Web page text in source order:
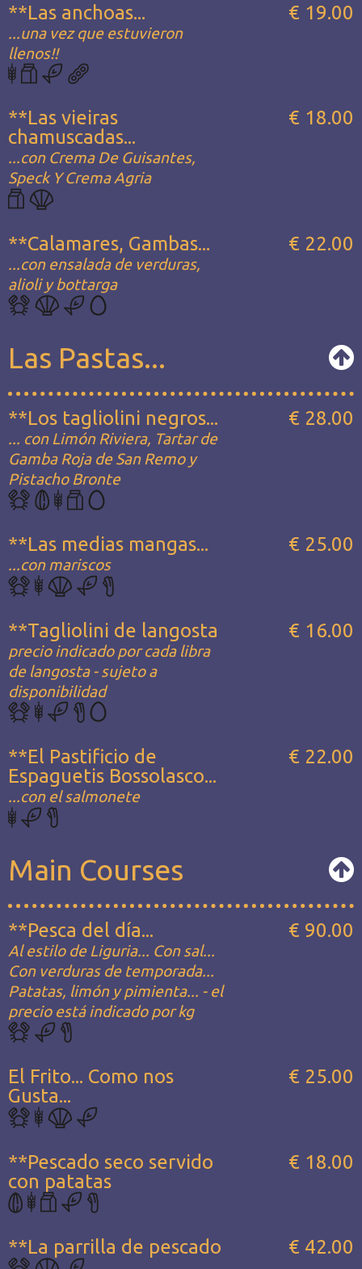
**Las anchoas...
...una vez que estuvieron
llenos!!
€ 19.00
**Las vieiras
chamuscadas...
...con Crema De Guisantes,
Speck Y Crema Agria
€ 18.00
**Calamares, Gambas...
...con ensalada de verduras,
alioli y bottarga
€ 22.00
Las Pastas...
**Los tagliolini negros...
... con Limón Riviera, Tartar de
Gamba Roja de San Remo y
Pistacho Bronte
€ 28.00
**Las medias mangas...
...con mariscos
€ 25.00
**Tagliolini de langosta
precio indicado por cada libra
de langosta - sujeto a
disponibilidad
€ 16.00
**El Pastificio de
Espaguetis Bossolasco...
...con el salmonete
€ 22.00
Main Courses
**Pesca del día...
Al estilo de Liguria... Con sal...
Con verduras de temporada...
Patatas, limón y pimienta... - el
precio está indicado por kg
€ 90.00
El Frito... Como nos
Gusta...
€ 25.00
**Pescado seco servido
con patatas
€ 18.00
**La parrilla de pescado € 42.00